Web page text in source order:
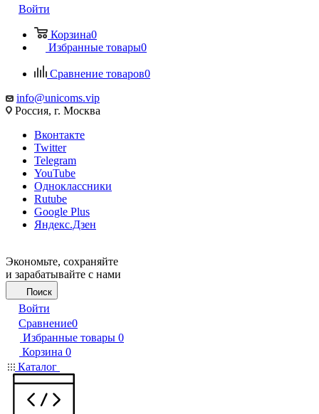
Войти
Корзина0
Избранные товары0
Сравнение товаров0
info@unicoms.vip
Россия, г. Москва
Вконтакте
Twitter
Telegram
YouTube
Одноклассники
Rutube
Google Plus
Яндекс.Дзен
Экономьте, сохраняйте
и зарабатывайте с нами
Поиск
Войти
Сравнение0
Избранные товары 0
Корзина 0
Каталог